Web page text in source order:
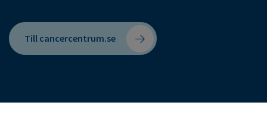
Till cancercentrum.se